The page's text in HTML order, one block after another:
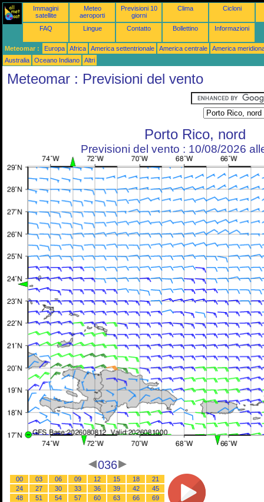
Immagini
satellite
Meteo
aeroporti
Previsioni 10
giorni
Clima Cicloni
FAQ Lingue Contatto Bollettino Informazioni
Meteomar : Europa Africa America settentrionale America centrale
America
Australia
Oceano Indiano Altri
Meteomar : Previsioni del vento
Porto Rico, nord
Previsioni del vento : 10/08/2026
036
00 03 06 09 12 15 18
21
24
27 30 33 36 39 42
45
48
51 54 57 60 63 66
69